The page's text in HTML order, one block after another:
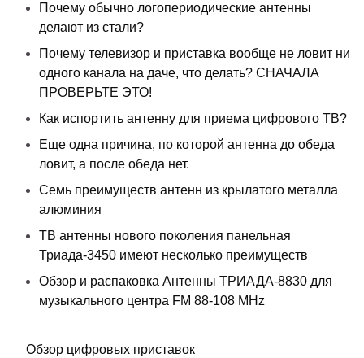
Почему обычно логопериодические антенны
делают из стали?
Почему телевизор и приставка вообще не ловит ни
одного канала на даче, что делать? СНАЧАЛА
ПРОВЕРЬТЕ ЭТО!
Как испортить антенну для приема цифрового ТВ?
Еще одна причина, по которой антенна до обеда
ловит, а после обеда нет.
Семь преимуществ антенн из крылатого металла
алюминия
ТВ антенны нового поколения панельная
Триада-3450 имеют несколько преимуществ
Обзор и распаковка Антенны ТРИАДА-8830 для
музыкального центра FM 88-108 MHz
Обзор цифровых приставок